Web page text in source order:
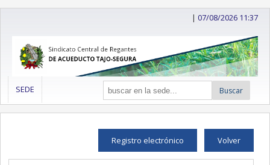
|07/08/2026 11:37
SEDE Buscar
Volver
Registro electrónico